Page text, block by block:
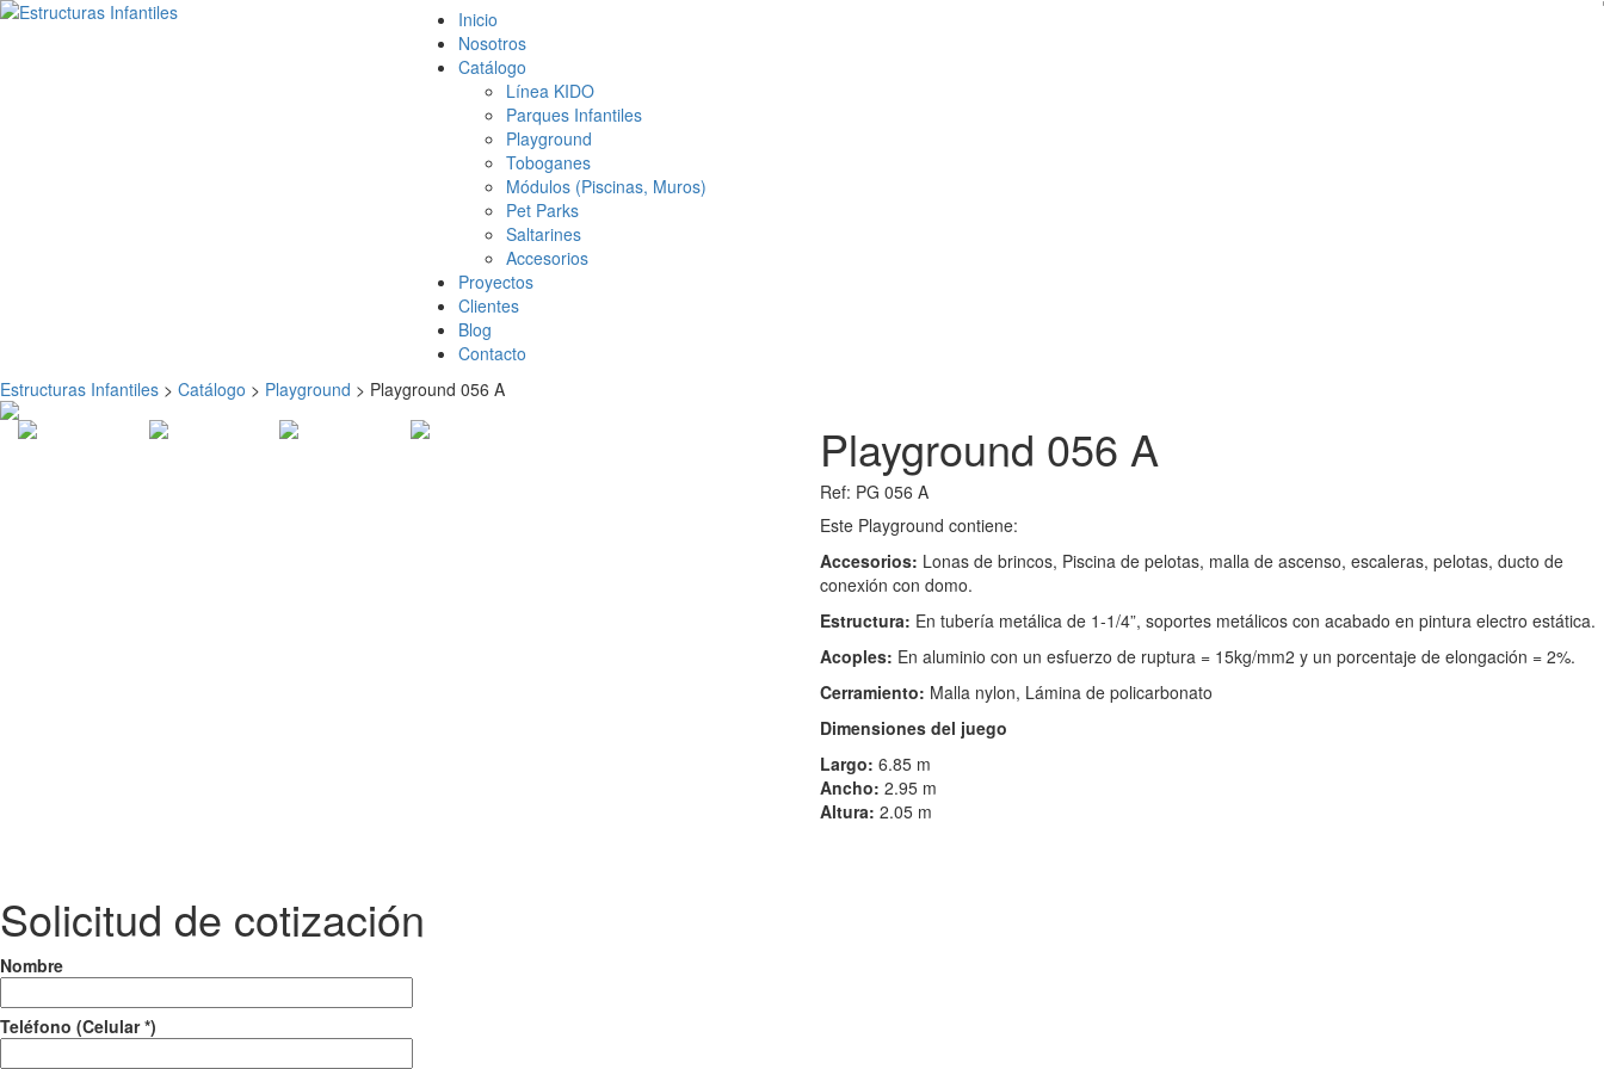
Inicio
Nosotros
Catálogo
Línea KIDO
Parques Infantiles
Playground
Toboganes
Módulos (Piscinas, Muros)
Pet Parks
Saltarines
Accesorios
Proyectos
Clientes
Blog
Contacto
Estructuras Infantiles > Catálogo > Playground > Playground 056 A
Playground 056 A
Ref: PG 056 A
Este Playground contiene:
Accesorios: Lonas de brincos, Piscina de pelotas, malla de ascenso, escaleras, pelotas, ducto de
conexión con domo.
Estructura: En tubería metálica de 1-1/4”, soportes metálicos con acabado en pintura electro estática.
Acoples: En aluminio con un esfuerzo de ruptura = 15kg/mm2 y un porcentaje de elongación = 2%.
Cerramiento: Malla nylon, Lámina de policarbonato
Dimensiones del juego
Largo: 6.85 m
Ancho: 2.95 m
Altura: 2.05 m
Solicitud de cotización
Nombre
Teléfono (Celular *)